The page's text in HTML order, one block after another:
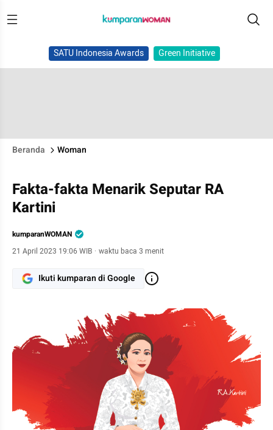
SATU Indonesia Awards Green Initiative
Beranda Woman
Fakta-fakta Menarik Seputar RA
Kartini
kumparanWOMAN
21 April 2023 19:06 WIB · waktu baca 3 menit
Ikuti kumparan di Google